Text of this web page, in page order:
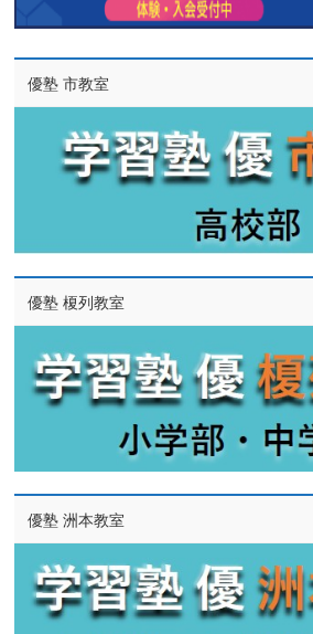
優塾 市教室
優塾 榎列教室
優塾 洲本教室